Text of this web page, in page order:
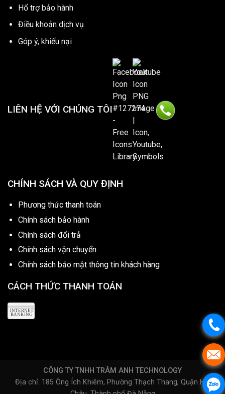
Hổ trợ bảo hành
Điều khoản dịch vụ
Góp ý, khiếu nại
LIÊN HỆ VỚI CHÚNG TÔI
CHÍNH SÁCH VÀ QUY ĐỊNH
Phương thức thanh toán
Chính sách bảo hành
Chính sách đổi trả
Chính sách vận chuyển
Chính sách bảo mật thông tin khách hàng
CÁCH THỨC THANH TOÁN
CÔNG TY TNHH TRÂM ANH TECHNOLOGY
Địa chỉ: 185 Ông Ích Khiêm, Phường Thạch Thang, Quận Hải